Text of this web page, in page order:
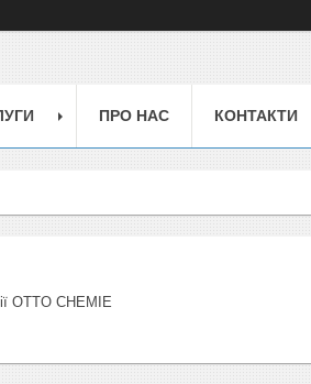
ПРО НАС КОНТАКТИ
OTTO CHEMIE